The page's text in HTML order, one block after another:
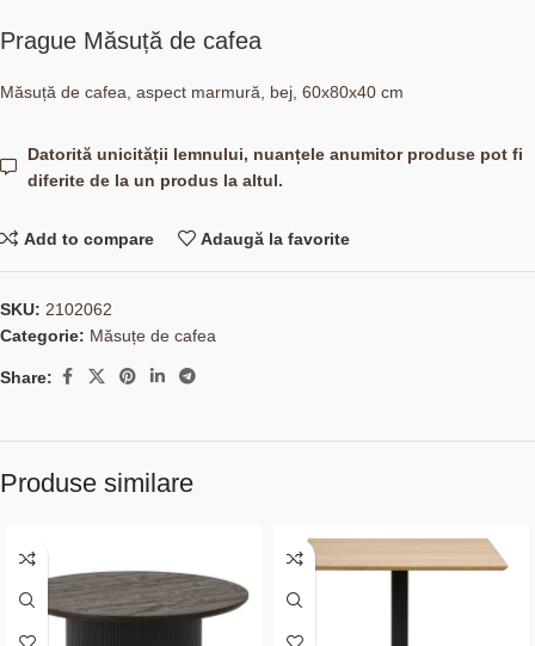
Prague Măsuță de cafea
Măsuță de cafea, aspect marmură, bej, 60x80x40 cm
Datorită unicității lemnului, nuanțele anumitor produse pot fi
diferite de la un produs la altul.
Add to compare Adaugă la favorite
SKU: 2102062
Categorie: Măsuțe de cafea
Share:
Produse similare